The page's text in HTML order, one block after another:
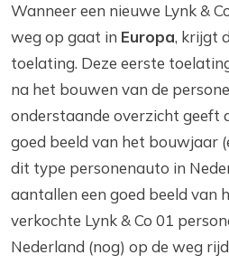
Wanneer een nieuwe Lynk &
weg op gaat in Europa, krijgt
toelating. Deze eerste
na het bouwen van de
onderstaande overzicht geeft
goed beeld van het bouwjaar
dit type personenauto in
aantallen een goed beeld van
verkochte Lynk & Co 01
Nederland (nog) op de weg